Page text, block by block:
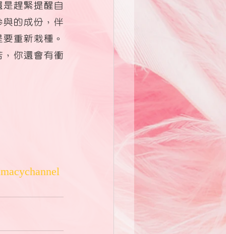
趕緊提醒自
的成份，伴
重新栽種。
你還會有衝